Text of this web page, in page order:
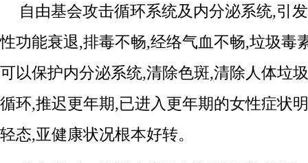
自由基会攻击循环系统及内分泌系统,引
性功能衰退,排毒不畅,经络气血不畅,垃圾毒
可以保护内分泌系统,清除色斑,清除人体垃
循环,推迟更年期,已进入更年期的女性症状
轻态,亚健康状况根本好转。